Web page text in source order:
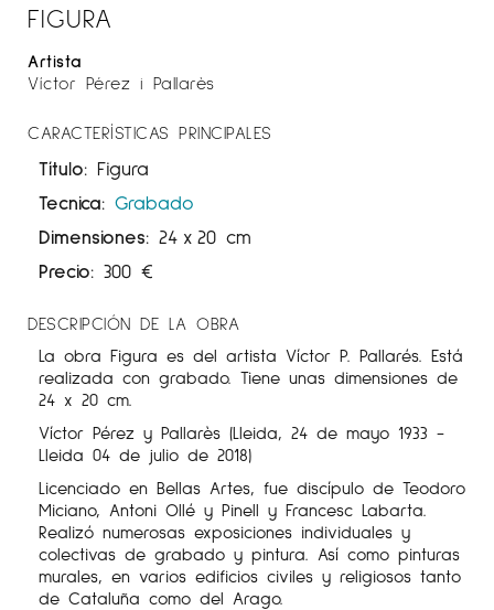
FIGURA
Artista
Víctor Pérez i Pallarès
CARACTERÍSTICAS PRINCIPALES
Título: Figura
Tecnica: Grabado
Dimensiones: 24 x 20 cm
Precio: 300 €
DESCRIPCIÓN DE LA OBRA
La obra Figura es del artista Víctor P. Pallarés. Está
realizada con grabado. Tiene unas dimensiones de
24 x 20 cm.
Víctor Pérez y Pallarès (Lleida, 24 de mayo 1933 -
Lleida 04 de julio de 2018)
Licenciado en Bellas Artes, fue discípulo de Teodoro
Miciano, Antoni Ollé y Pinell y Francesc Labarta.
Realizó numerosas exposiciones individuales y
colectivas de grabado y pintura. Así como pinturas
murales, en varios edificios civiles y religiosos tanto
de Cataluña como del Arago.